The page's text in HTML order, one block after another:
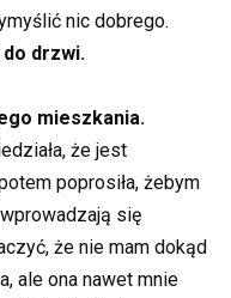
nic dobrego.
drzwi.
mieszkania.
że jest
poprosiła, żebym
się
że nie mam dokąd
ale ona nawet mnie